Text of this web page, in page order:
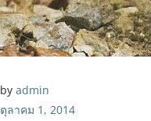
by admin
ตุลาคม 1, 2014